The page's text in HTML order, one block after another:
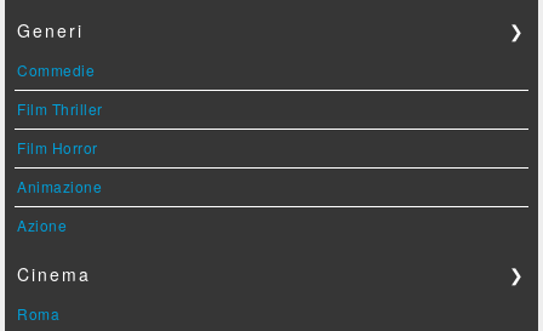
Generi ❯
Commedie
Film Thriller
Film Horror
Animazione
Azione
Cinema ❯
Roma